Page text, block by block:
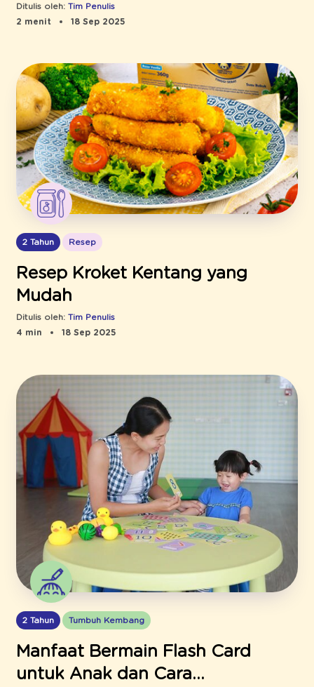
Ditulis oleh: Tim Penulis
2 menit
18 Sep 2025
2 Tahun Resep
Resep Kroket Kentang yang
Mudah
Ditulis oleh: Tim Penulis
4 min
18 Sep 2025
2 Tahun Tumbuh Kembang
Manfaat Bermain Flash Card
untuk Anak dan Cara